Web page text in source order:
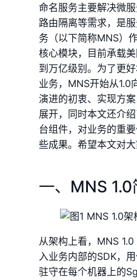
命名服务主要解决微
路由隔离等需求，是
务（以下简称MNS）
核心模块，目前承载
到万亿级别。为了更
业务，MNS开始从1.0
演进的初衷、实现方
展开，同时本文还介
台组件，对业务的重
些成果。希望本文对大
一、MNS 1.0
从架构上看，MNS
入业务内部的SDK，
驻守在每个机器上的